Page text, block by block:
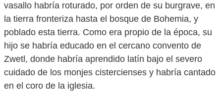
vasallo habría roturado, por orden de su burgrave, en
la tierra fronteriza hasta el bosque de Bohemia, y
poblado esta tierra. Como era propio de la época, su
hijo se habría educado en el cercano convento de
Zwetl, donde habría aprendido latín bajo el severo
cuidado de los monjes cistercienses y habría cantado
en el coro de la iglesia.